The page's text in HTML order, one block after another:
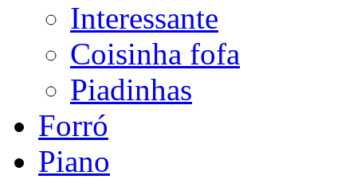
Interessante
Coisinha fofa
Piadinhas
Forró
Piano